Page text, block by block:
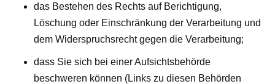
das Bestehen des Rechts auf Berichtigung,
Löschung oder Einschränkung der Verarbeitung und
dem Widerspruchsrecht gegen die Verarbeitung;
dass Sie sich bei einer Aufsichtsbehörde
beschweren können (Links zu diesen Behörden